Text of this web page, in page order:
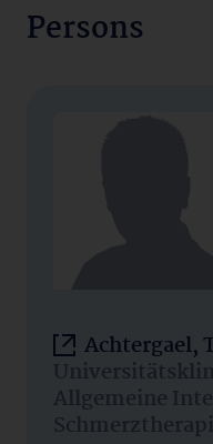
Persons
Achtergael,
Allgemeine